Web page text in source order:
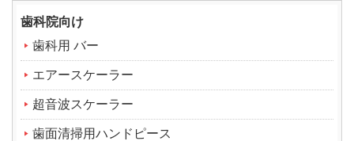
歯科院向け
歯科用 バー
エアースケーラー
超音波スケーラー
歯面清掃用ハンドピース